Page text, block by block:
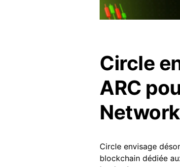
Circle
ARC
Network
Circle envisage
blockchain dédiée